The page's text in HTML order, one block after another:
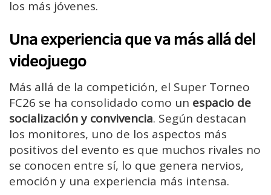
los más jóvenes.
Una experiencia que va más allá del
videojuego
Más allá de la competición, el Super Torneo
FC26 se ha consolidado como un espacio de
socialización y convivencia. Según destacan
los monitores, uno de los aspectos más
positivos del evento es que muchos rivales no
se conocen entre sí, lo que genera nervios,
emoción y una experiencia más intensa.